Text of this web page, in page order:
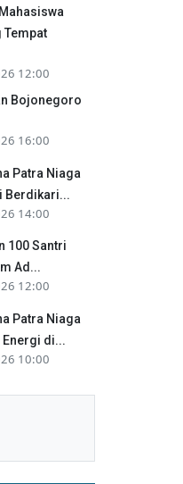
Tempat
12:00
Bojonegoro
16:00
Patra Niaga
Berdikari...
14:00
100 Santri
Ad...
12:00
Patra Niaga
Energi di...
10:00